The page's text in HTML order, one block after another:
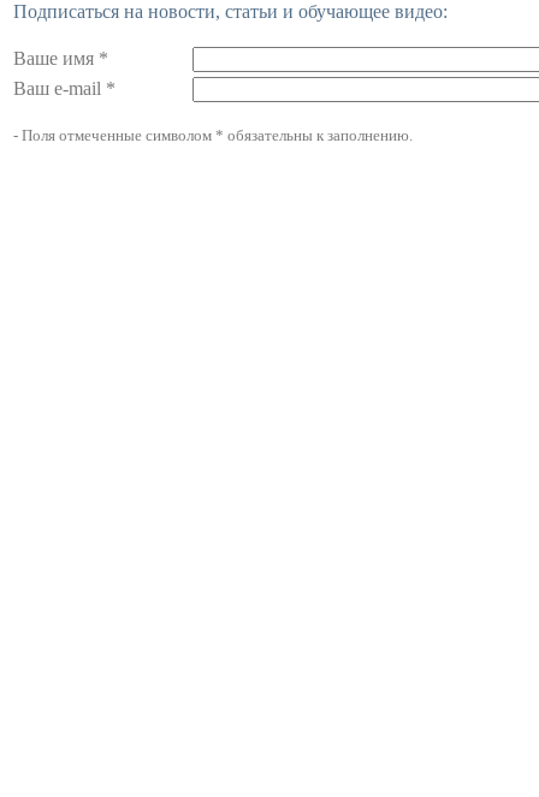
Подписаться на новости, статьи и обучающее видео:
Ваше имя *
Ваш e-mail *
- Поля отмеченные символом * обязательны к заполнению.